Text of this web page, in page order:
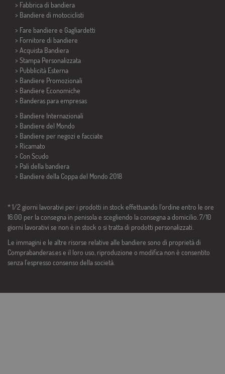
> Fabbrica di bandiera
> Bandiere di motociclisti
> Fare bandiere e Gagliardetti
> Fornitore di bandiere
> Acquista Bandiera
> Stampa Personalizzata
> Pubblicità Esterna
> Bandiere Promozionali
> Bandiere Economiche
> Banderas para empresas
> Bandiere Internazionali
> Bandiere del Mondo
> Bandiere per negozi e facciate
> Ricamato
> Con Scudo
> Pali della bandiera
> Bandiere della Coppa del Mondo 2018
* 1/2 giorni lavorativi per i prodotti in stock effettuando l'ordine entro le ore
16:00 per la consegna in penisola e scegliendo la consegna a domicilio. 7/10
giorni lavorativi se non è in stock o si tratta di prodotti personalizzati.
Le immagini e le altre risorse relative alle bandiere sono di proprietà di
Comprabanderas.es e il loro uso, riproduzione o modifica non è consentito
senza l'espresso consenso della società.